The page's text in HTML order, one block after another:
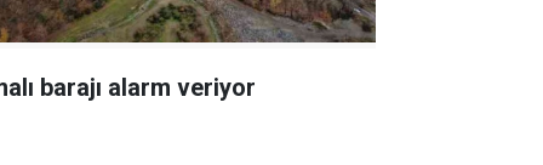
barajı alarm veriyor